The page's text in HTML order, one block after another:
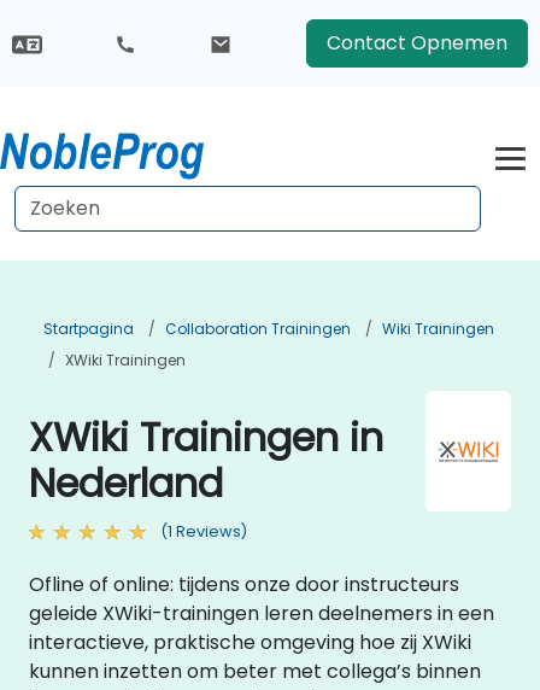
Contact Opnemen
Startpagina Collaboration Trainingen
Wiki Trainingen
XWiki Trainingen
XWiki Trainingen in
Nederland
(1 Reviews)
Ofline of online: tijdens onze door instructeurs
geleide XWiki-trainingen leren deelnemers in een
interactieve, praktische omgeving hoe zij XWiki
kunnen inzetten om beter met collega’s binnen